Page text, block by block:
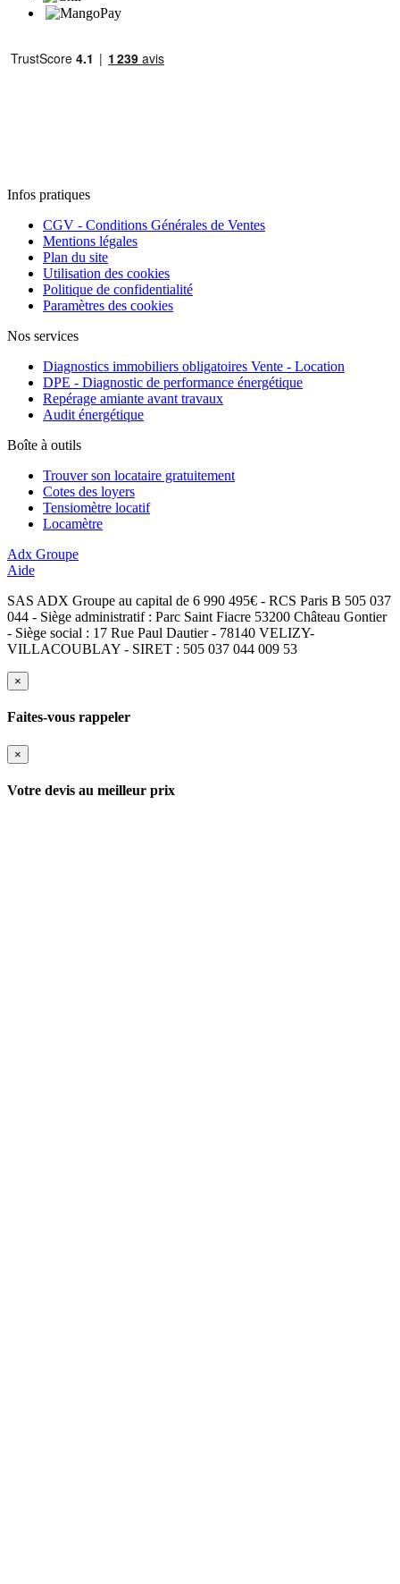
Infos pratiques
CGV - Conditions Générales de Ventes
Mentions légales
Plan du site
Utilisation des cookies
Politique de confidentialité
Paramètres des cookies
Nos services
Diagnostics immobiliers obligatoires Vente - Location
DPE - Diagnostic de performance énergétique
Repérage amiante avant travaux
Audit énergétique
Boîte à outils
Trouver son locataire gratuitement
Cotes des loyers
Tensiomètre locatif
Locamètre
Adx Groupe
Aide
SAS ADX Groupe au capital de 6 990 495€ - RCS Paris B 505 037
044 - Siège administratif : Parc Saint Fiacre 53200 Château Gontier
- Siège social : 17 Rue Paul Dautier - 78140 VELIZY-
VILLACOUBLAY - SIRET : 505 037 044 009 53
×
Faites-vous rappeler
×
Votre devis au meilleur prix